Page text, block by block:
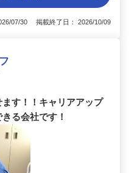
07/30 掲載終了日： 2026/10/09
す！！キャリアアップ
る会社です！